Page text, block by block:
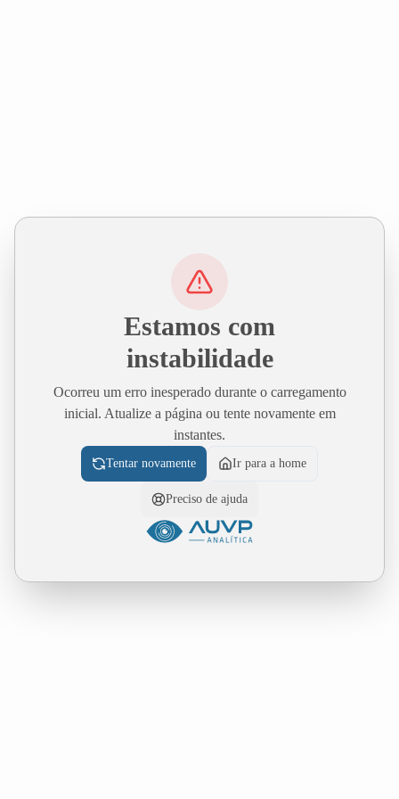
Estamos com
instabilidade
Ocorreu um erro inesperado durante o carregamento
inicial. Atualize a página ou tente novamente em
instantes.
Tentar novamente Ir para a home
Preciso de ajuda